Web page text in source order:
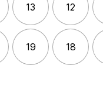
12
13
18
19